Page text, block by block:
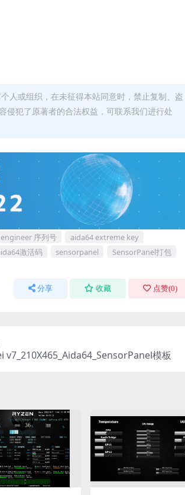
人或组织，在未征得本站同意时，禁止复制、盗
侵犯了原著者的合法权益，可联系我们进行处
序列号
aida64 extreme key
激活码 sensorpanel
SensorPanel打包
分享 收藏 点赞(0)
Zensei v7_210X465_Aida64_SensorPanel模板